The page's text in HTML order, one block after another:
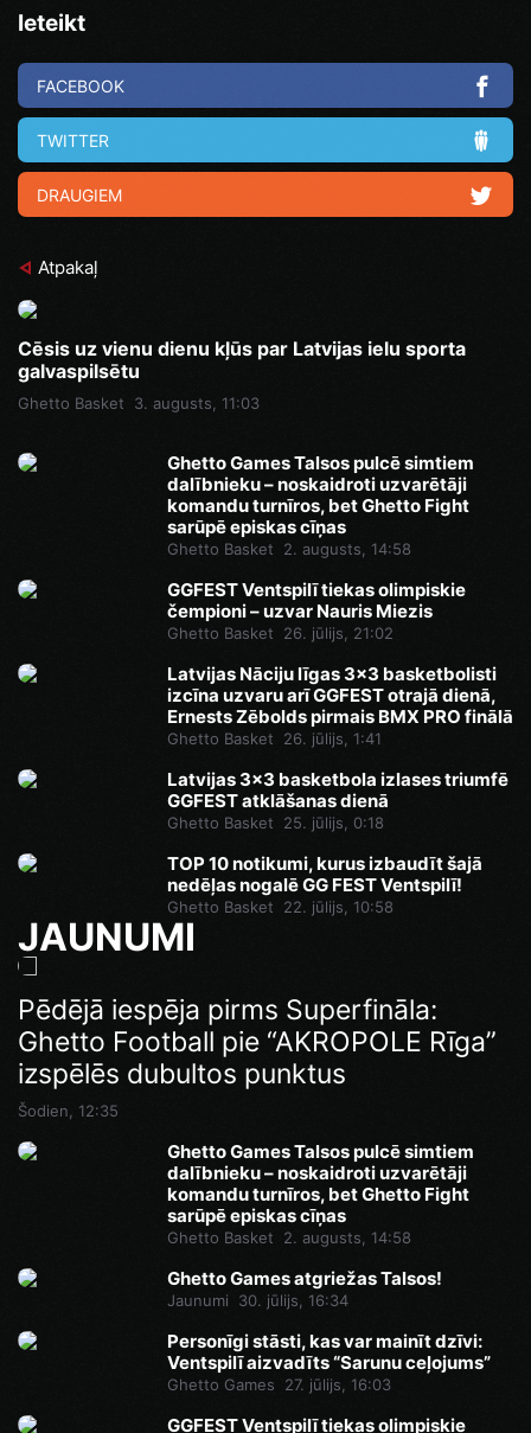
Ieteikt
FACEBOOK
TWITTER
DRAUGIEM
Atpakaļ
Cēsis uz vienu dienu kļūs par Latvijas ielu sporta
galvaspilsētu
Ghetto Basket 3. augusts, 11:03
Ghetto Games Talsos pulcē simtiem
dalībnieku – noskaidroti uzvarētāji
komandu turnīros, bet Ghetto Fight
sarūpē episkas cīņas
Ghetto Basket 2. augusts, 14:58
GGFEST Ventspilī tiekas olimpiskie
čempioni – uzvar Nauris Miezis
Ghetto Basket 26. jūlijs, 21:02
Latvijas Nāciju līgas 3x3 basketbolisti
izcīna uzvaru arī GGFEST otrajā dienā,
Ernests Zēbolds pirmais BMX PRO finālā
Ghetto Basket 26. jūlijs, 1:41
Latvijas 3x3 basketbola izlases triumfē
GGFEST atklāšanas dienā
Ghetto Basket 25. jūlijs, 0:18
TOP 10 notikumi, kurus izbaudīt šajā
nedēļas nogalē GG FEST Ventspilī!
Ghetto Basket 22. jūlijs, 10:58
JAUNUMI
Cēsis uz vienu dienu kļūs par Latvijas
ielu sporta galvaspilsētu
3. augusts, 11:03
Pēdējā iespēja pirms Superfināla:
Ghetto Football pie “AKROPOLE Rīga”
izspēlēs dubultos punktus
Šodien, 12:35
Ghetto Games Talsos pulcē simtiem
dalībnieku – noskaidroti uzvarētāji
komandu turnīros, bet Ghetto Fight
sarūpē episkas cīņas
Ghetto Basket 2. augusts, 14:58
Ghetto Games atgriežas Talsos!
Jaunumi 30. jūlijs, 16:34
Personīgi stāsti, kas var mainīt dzīvi:
Ventspilī aizvadīts “Sarunu ceļojums”
Ghetto Games 27. jūlijs, 16:03
GGFEST Ventspilī tiekas olimpiskie